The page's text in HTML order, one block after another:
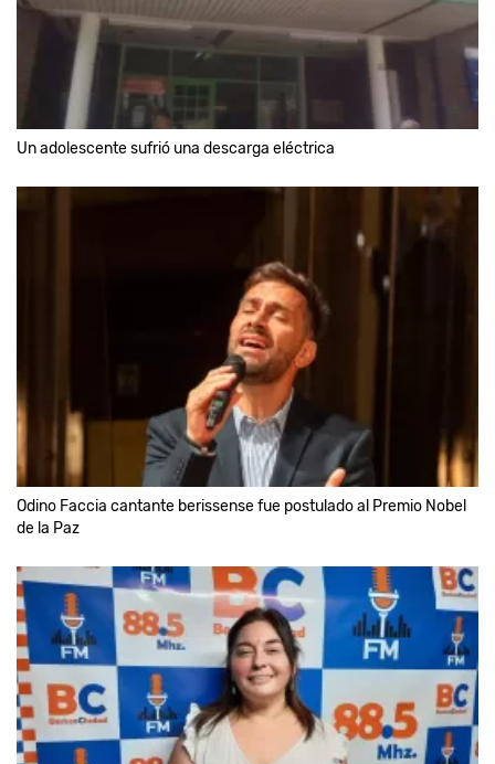
Un adolescente sufrió una descarga eléctrica
Odino Faccia cantante berissense fue postulado al Premio Nobel
de la Paz